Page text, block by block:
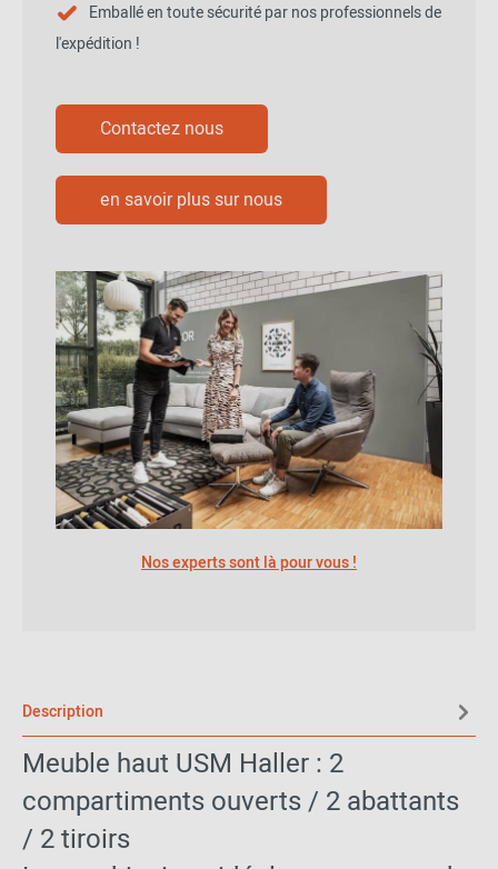
Emballé en toute sécurité par nos professionnels de
l'expédition !
Contactez nous
en savoir plus sur nous
Nos experts sont là pour vous !
Description
Meuble haut USM Haller : 2
compartiments ouverts / 2 abattants
/ 2 tiroirs